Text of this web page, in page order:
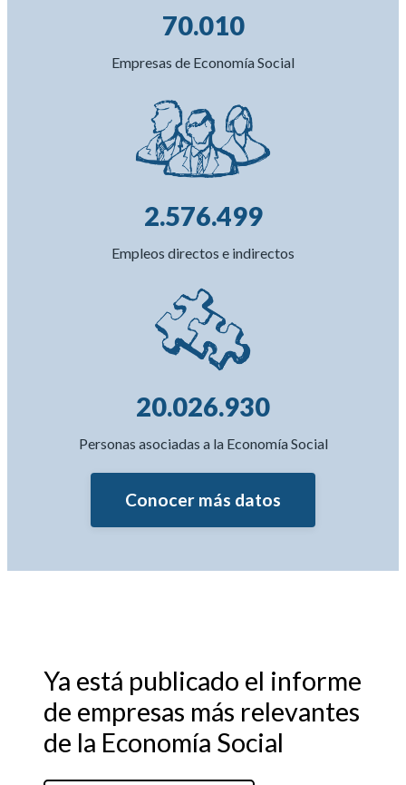
70.010
Empresas de Economía Social
2.576.499
Empleos directos e indirectos
20.026.930
Personas asociadas a la Economía Social
Conocer más datos
Ya está publicado el informe
de empresas más relevantes
de la Economía Social